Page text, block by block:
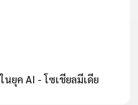
ยุค AI - โซเชียลมีเดีย